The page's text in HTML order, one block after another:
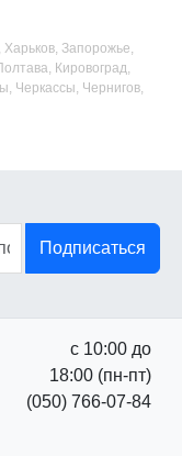
Запорожье,
Кировоград,
Черкассы, Чернигов,
Подписаться
с 10:00 до
18:00 (пн-пт)
(050) 766-07-84